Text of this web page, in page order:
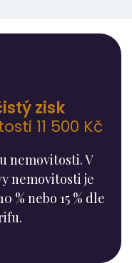
zisk
11 500 Kč
nemovitosti. V
nemovitosti je
% nebo 15 % dle